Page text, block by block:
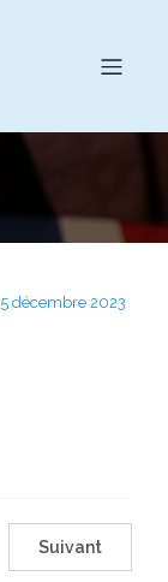
5 décembre 2023
Suivant